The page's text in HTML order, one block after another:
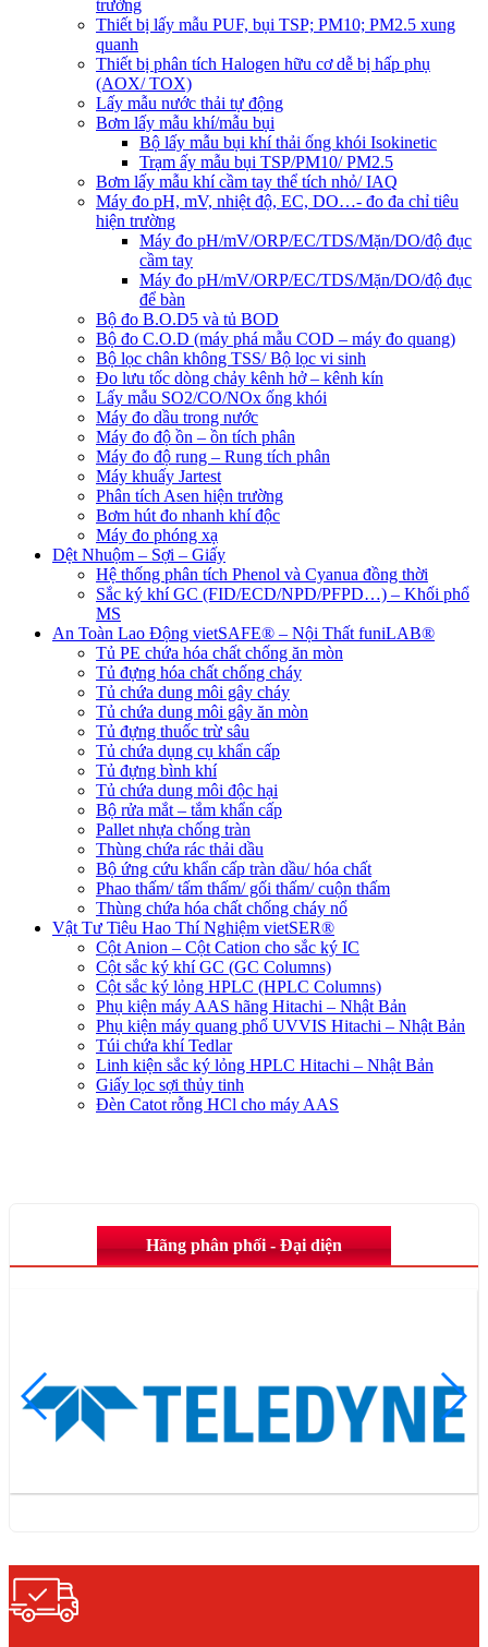
trường
Thiết bị lấy mẫu PUF, bụi TSP; PM10; PM2.5 xung
quanh
Thiết bị phân tích Halogen hữu cơ dễ bị hấp phụ
(AOX/ TOX)
Lấy mẫu nước thải tự động
Bơm lấy mẫu khí/mẫu bụi
Bộ lấy mẫu bụi khí thải ống khói Isokinetic
Trạm ấy mẫu bụi TSP/PM10/ PM2.5
Bơm lấy mẫu khí cầm tay thể tích nhỏ/ IAQ
Máy đo pH, mV, nhiệt độ, EC, DO…- đo đa chỉ tiêu
hiện trường
Máy đo pH/mV/ORP/EC/TDS/Mặn/DO/độ đục
cầm tay
Máy đo pH/mV/ORP/EC/TDS/Mặn/DO/độ đục
để bàn
Bộ đo B.O.D5 và tủ BOD
Bộ đo C.O.D (máy phá mẫu COD – máy đo quang)
Bộ lọc chân không TSS/ Bộ lọc vi sinh
Đo lưu tốc dòng chảy kênh hở – kênh kín
Lấy mẫu SO2/CO/NOx ống khói
Máy đo dầu trong nước
Máy đo độ ồn – ồn tích phân
Máy đo độ rung – Rung tích phân
Máy khuấy Jartest
Phân tích Asen hiện trường
Bơm hút đo nhanh khí độc
Máy đo phóng xạ
Dệt Nhuộm – Sợi – Giấy
Hệ thống phân tích Phenol và Cyanua đồng thời
Sắc ký khí GC (FID/ECD/NPD/PFPD…) – Khối phổ
MS
An Toàn Lao Động vietSAFE® – Nội Thất funiLAB®
Tủ PE chứa hóa chất chống ăn mòn
Tủ đựng hóa chất chống cháy
Tủ chứa dung môi gây cháy
Tủ chứa dung môi gây ăn mòn
Tủ đựng thuốc trừ sâu
Tủ chứa dụng cụ khẩn cấp
Tủ đựng bình khí
Tủ chứa dung môi độc hại
Bộ rửa mắt – tắm khẩn cấp
Pallet nhựa chống tràn
Thùng chứa rác thải dầu
Bộ ứng cứu khẩn cấp tràn dầu/ hóa chất
Phao thấm/ tấm thấm/ gối thấm/ cuộn thấm
Thùng chứa hóa chất chống cháy nổ
Vật Tư Tiêu Hao Thí Nghiệm vietSER®
Cột Anion – Cột Cation cho sắc ký IC
Cột sắc ký khí GC (GC Columns)
Cột sắc ký lỏng HPLC (HPLC Columns)
Phụ kiện máy AAS hãng Hitachi – Nhật Bản
Phụ kiện máy quang phổ UVVIS Hitachi – Nhật Bản
Túi chứa khí Tedlar
Linh kiện sắc ký lỏng HPLC Hitachi – Nhật Bản
Giấy lọc sợi thủy tinh
Đèn Catot rỗng HCl cho máy AAS
Hãng phân phối - Đại diện